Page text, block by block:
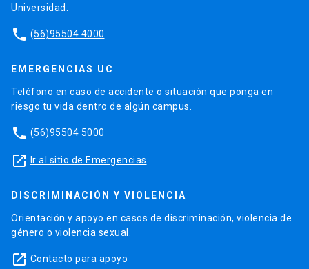
Universidad.
phone (56)95504 4000
EMERGENCIAS UC
Teléfono en caso de accidente o situación que ponga en
riesgo tu vida dentro de algún campus.
phone (56)95504 5000
launch Ir al sitio de Emergencias
DISCRIMINACIÓN Y VIOLENCIA
Orientación y apoyo en casos de discriminación, violencia de
género o violencia sexual.
launch Contacto para apoyo